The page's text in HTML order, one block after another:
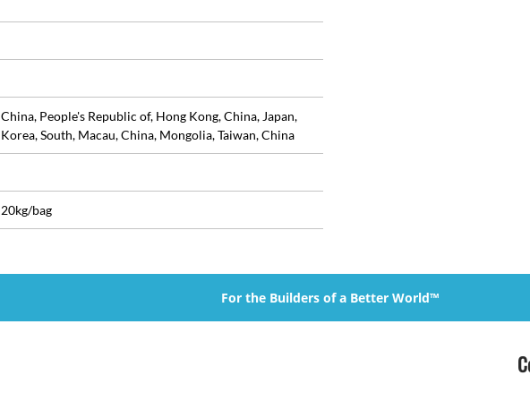
China, People's Republic of, Hong Kong, China, Japan,
Korea, South, Macau, China, Mongolia, Taiwan, China
20kg/bag
For the Builders of a Better World™